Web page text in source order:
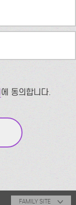
에 동의합니다.
FAMILY SITE